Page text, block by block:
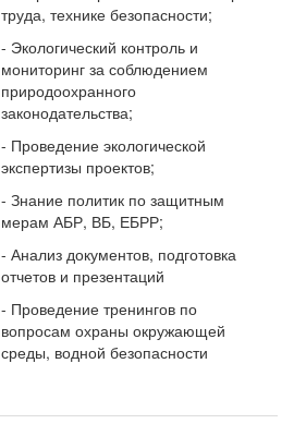
труда, технике безопасности;
- Экологический контроль и
мониторинг за соблюдением
природоохранного
законодательства;
- Проведение экологической
экспертизы проектов;
- Знание политик по защитным
мерам АБР, ВБ, ЕБРР;
- Анализ документов, подготовка
отчетов и презентаций
- Проведение тренингов по
вопросам охраны окружающей
среды, водной безопасности